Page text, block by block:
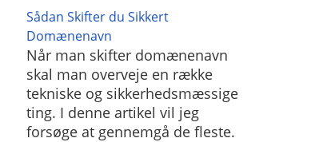
Sådan Skifter du Sikkert
Domænenavn
Når man skifter domænenavn
skal man overveje en række
tekniske og sikkerhedsmæssige
ting. I denne artikel vil jeg
forsøge at gennemgå de fleste.